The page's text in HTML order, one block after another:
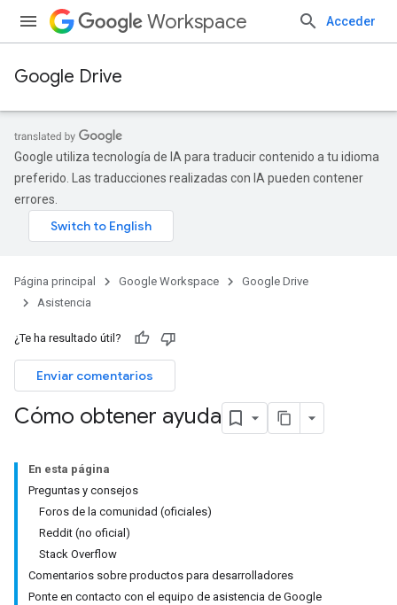
Workspace Acceder
Google Drive
Google utiliza tecnología de IA para traducir contenido a tu idioma
preferido. Las traducciones realizadas con IA pueden contener
errores.
Página principal Google Workspace
Google Drive
Asistencia
¿Te ha resultado útil?
Enviar comentarios
Cómo obtener ayuda
En esta página
Preguntas y consejos
Foros de la comunidad (oficiales)
Reddit (no oficial)
Stack Overflow
Comentarios sobre productos para desarrolladores
Ponte en contacto con el equipo de asistencia de Google